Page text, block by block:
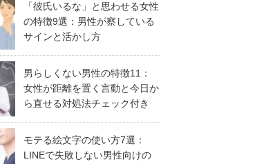
「彼氏いるな」と思わせる女性
の特徴9選：男性が察している
サインと活かし方
男らしくない男性の特徴11：
女性が距離を置く言動と今日か
ら直せる対処法チェック付き
モテる絵文字の使い方7選：
LINEで失敗しない男性向けの